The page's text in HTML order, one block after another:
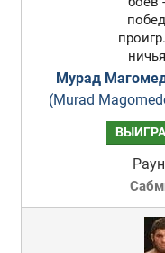
Мурад
(Murad